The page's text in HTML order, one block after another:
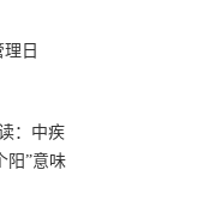
日
：中疾
阳”意味